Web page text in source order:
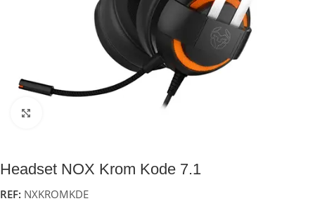
Headset NOX Krom Kode 7.1
REF: NXKROMKDE